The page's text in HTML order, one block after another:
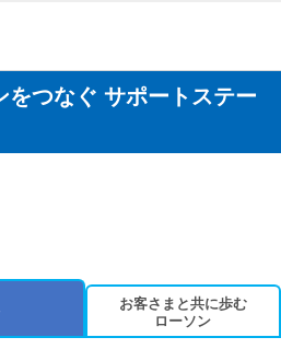
をつなぐ サポートステー
お客さまと共に歩む
ローソン